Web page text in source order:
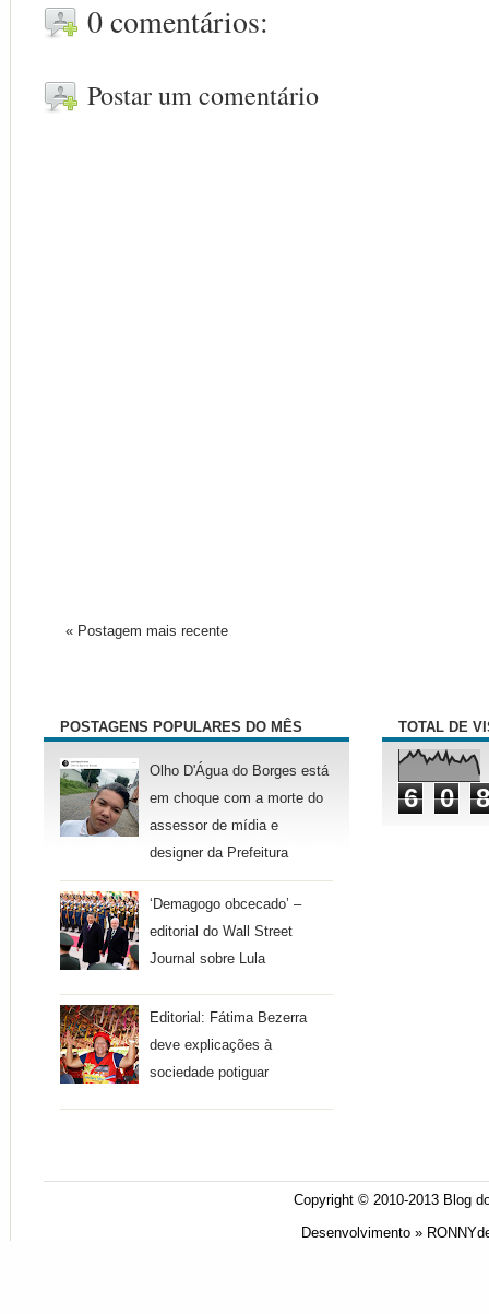
0 comentários:
Postar um comentário
« Postagem mais recente
POSTAGENS POPULARES DO MÊS
Olho D'Água do Borges está
em choque com a morte do
assessor de mídia e
designer da Prefeitura
‘Demagogo obcecado’ –
editorial do Wall Street
Journal sobre Lula
Editorial: Fátima Bezerra
deve explicações à
sociedade potiguar
TOTAL DE
6 0 8
Copyright © 2010-2013 Blog
Desenvolvimento »